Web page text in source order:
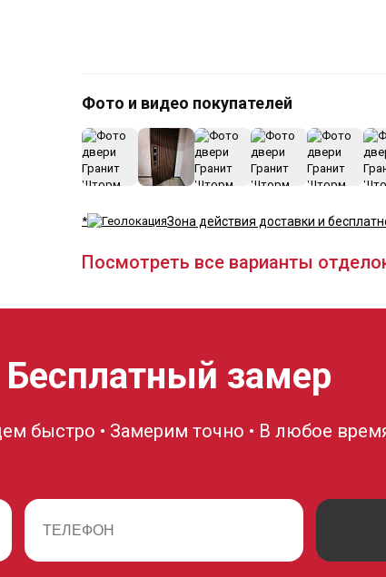
Фото и видео покупателей
* Зона действия доставки и
Посмотреть все варианты
Бесплатный замер
быстро • Замерим точно • В любое